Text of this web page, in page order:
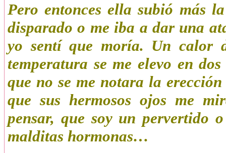
Pero entonces ella subió más
disparado o me iba a dar una
yo sentí que moría. Un calor
temperatura se me elevo en
que no se me notara la
que sus hermosos ojos me
pensar, que soy un
malditas hormonas…